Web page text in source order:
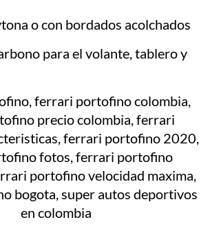
o con bordados acolchados
para el volante, tablero y